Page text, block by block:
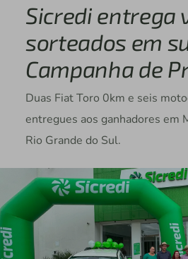
Sicredi entrega
sorteados em
Campanha de
Duas Fiat Toro 0km e seis
entregues aos ganhadores em
Rio Grande do Sul.